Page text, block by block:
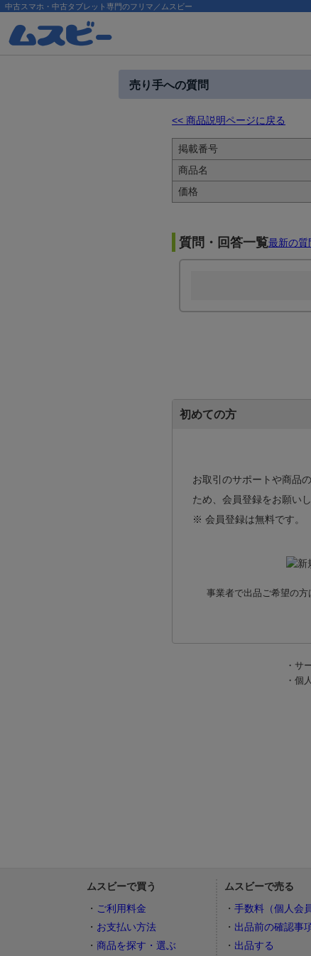
中古スマホ・中古タブレット専門のフリマ／ムスビー
売り手への質問
<< 商品説明ページに戻る
掲載番号
商品名
価格
質問・回答一覧最新の質
初めての方
お取引のサポートや商品
ため、会員登録をお願いし
※ 会員登録は無料です。
事業者で出品ご希望の方
・サ
・個
ムスビーで買う
ご利用料金
お支払い方法
商品を探す・選ぶ
ムスビーで売る
手数料（個人会員
出品前の確認事
出品する